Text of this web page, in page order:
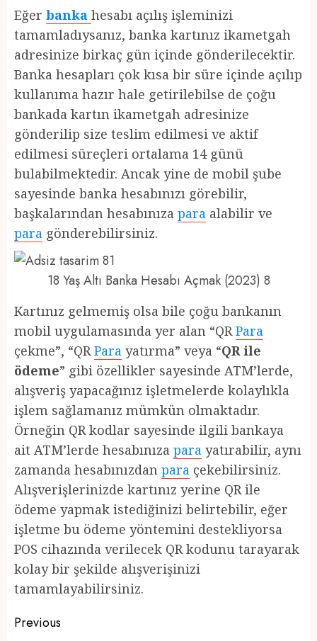
Eğer banka hesabı açılış işleminizi
tamamladıysanız, banka kartınız ikametgah
adresinize birkaç gün içinde gönderilecektir.
Banka hesapları çok kısa bir süre içinde açılıp
kullanıma hazır hale getirilebilse de çoğu
bankada kartın ikametgah adresinize
gönderilip size teslim edilmesi ve aktif
edilmesi süreçleri ortalama 14 günü
bulabilmektedir. Ancak yine de mobil şube
sayesinde banka hesabınızı görebilir,
başkalarından hesabınıza para alabilir ve
para gönderebilirsiniz.
18 Yaş Altı Banka Hesabı Açmak (2023) 8
Kartınız gelmemiş olsa bile çoğu bankanın
mobil uygulamasında yer alan “QRPara
çekme”, “QRPara yatırma” veya “QR ile
ödeme” gibi özellikler sayesinde ATM’lerde,
alışveriş yapacağınız işletmelerde kolaylıkla
işlem sağlamanız mümkün olmaktadır.
Örneğin QR kodlar sayesinde ilgili bankaya
ait ATM’lerde hesabınıza para yatırabilir, aynı
zamanda hesabınızdan para çekebilirsiniz.
Alışverişlerinizde kartınız yerine QR ile
ödeme yapmak istediğinizi belirtebilir, eğer
işletme bu ödeme yöntemini destekliyorsa
POS cihazında verilecek QR kodunu tarayarak
kolay bir şekilde alışverişinizi
tamamlayabilirsiniz.
Post
Previous